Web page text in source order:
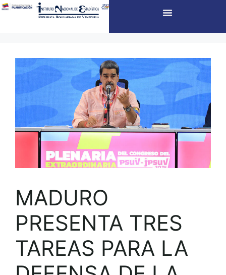
MADURO
PRESENTA TRES
TAREAS PARA LA